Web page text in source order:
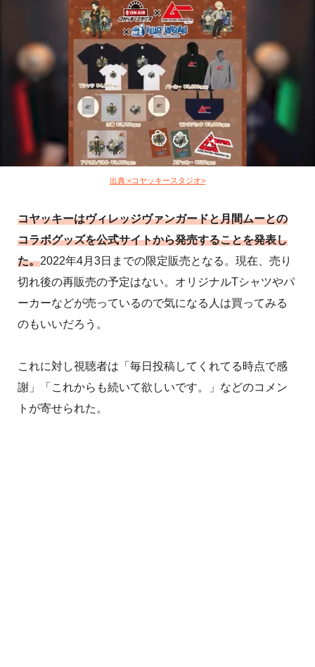
出典:<コヤッキースタジオ>
コヤッキーはヴィレッジヴァンガードと月間ムーとの
コラボグッズを公式サイトから発売することを発表し
た。2022年4月3日までの限定販売となる。現在、売り
切れ後の再販売の予定はない。オリジナルTシャツやパ
ーカーなどが売っているので気になる人は買ってみる
のもいいだろう。
これに対し視聴者は「毎日投稿してくれてる時点で感
謝」「これからも続いて欲しいです。」などのコメン
トが寄せられた。